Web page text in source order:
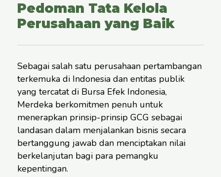
Pedoman Tata Kelola
Perusahaan yang Baik
Sebagai salah satu perusahaan pertambangan
terkemuka di Indonesia dan entitas publik
yang tercatat di Bursa Efek Indonesia,
Merdeka berkomitmen penuh untuk
menerapkan prinsip-prinsip GCG sebagai
landasan dalam menjalankan bisnis secara
bertanggung jawab dan menciptakan nilai
berkelanjutan bagi para pemangku
kepentingan.